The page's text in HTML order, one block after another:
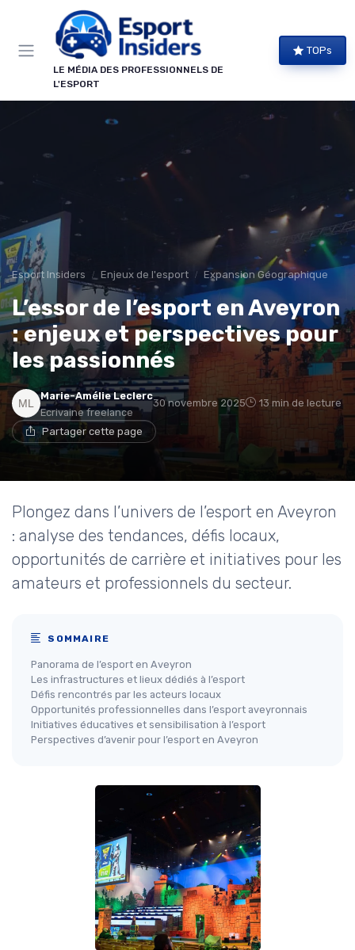
LE MÉDIA DES PROFESSIONNELS DE
L'ESPORT
TOPs
Esport Insiders Enjeux de l'esport Expansion Géographique
L’essor de l’esport en Aveyron
: enjeux et perspectives pour
les passionnés
Marie-Amélie Leclerc
Ecrivaine freelance
30 novembre 2025 13 min de lecture
Partager cette page
Plongez dans l’univers de l’esport en Aveyron
: analyse des tendances, défis locaux,
opportunités de carrière et initiatives pour les
amateurs et professionnels du secteur.
SOMMAIRE
Panorama de l’esport en Aveyron
Les infrastructures et lieux dédiés à l’esport
Défis rencontrés par les acteurs locaux
Opportunités professionnelles dans l’esport aveyronnais
Initiatives éducatives et sensibilisation à l’esport
Perspectives d’avenir pour l’esport en Aveyron
Panneau de gestion des cookies